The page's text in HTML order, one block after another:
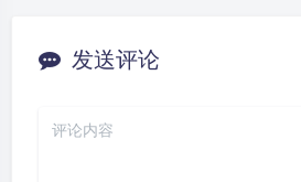
发送评论